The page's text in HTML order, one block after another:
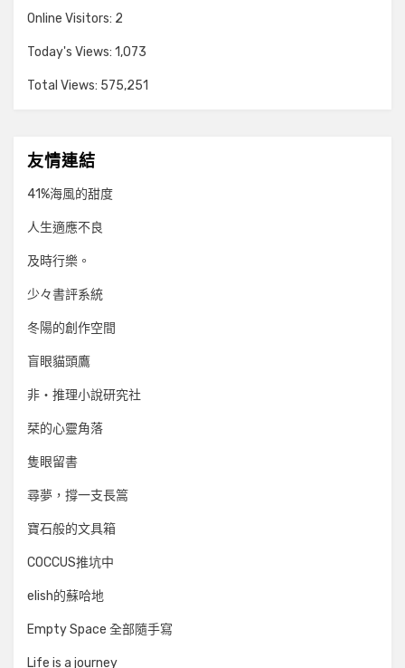
Online Visitors: 2
Today's Views: 1,073
Total Views: 575,251
友情連結
41%海風的甜度
人生適應不良
及時行樂。
少々書評系統
冬陽的創作空間
盲眼貓頭鷹
非‧推理小說研究社
栞的心靈角落
隻眼留書
尋夢，撐一支長篙
寶石般的文具箱
COCCUS推坑中
elish的蘇哈地
Empty Space 全部隨手寫
Life is a journey